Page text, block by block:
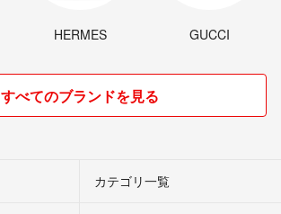
HERMES GUCCI
すべてのブランドを見る
カテゴリ一覧